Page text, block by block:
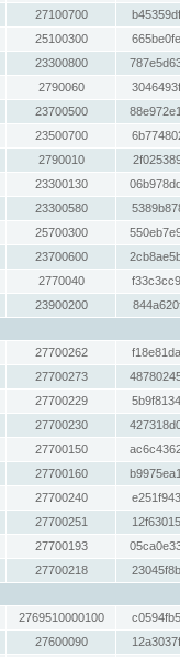
27100700
25100300
23300800
2790060
23700500
23500700
2790010
23300130
23300580
25700300
23700600
2770040
23900200
27700262
27700273
27700229
27700230
27700150
27700160
27700240
27700251
27700193
27700218
2769510000100
27600090